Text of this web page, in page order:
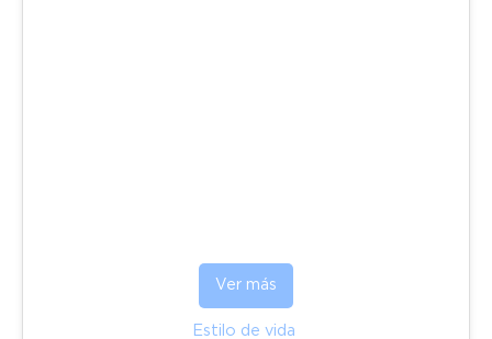
Ver más
Estilo de vida